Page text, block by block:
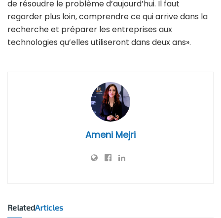
de résoudre le problème d’aujourd’hui. Il faut
regarder plus loin, comprendre ce qui arrive dans la
recherche et préparer les entreprises aux
technologies qu’elles utiliseront dans deux ans».
Ameni Mejri
RelatedArticles